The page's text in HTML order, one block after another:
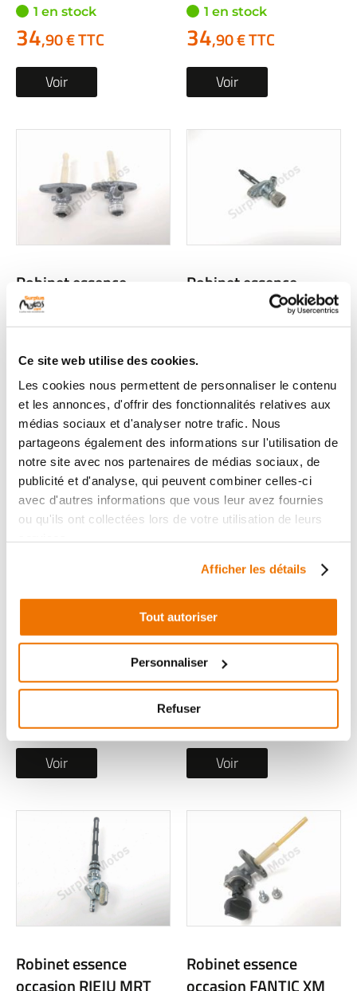
Ce site web utilise des cookies.
Les cookies nous permettent de personnaliser le contenu
et les annonces, d'offrir des fonctionnalités relatives aux
médias sociaux et d'analyser notre trafic. Nous
partageons également des informations sur l'utilisation de
notre site avec nos partenaires de médias sociaux, de
publicité et d'analyse, qui peuvent combiner celles-ci
avec d'autres informations que vous leur avez fournies
ou qu'ils ont collectées lors de votre utilisation de leurs
Afficher les détails
Tout autoriser
Personnaliser
Refuser
1 en stock
34,90 € TTC
Voir
1 en stock
34,90 € TTC
Voir
Robinet essence
occasion KTM SUPER
DUKE GT 2024
1 en stock
34,90 € TTC
Voir
Robinet essence
occasion DUCATI 1200
MULTISTRADA 2016
24,90 € TTC
Voir
occasion JORDON
1 en stock
11,90 € TTC
Voir
Robinet essence
occasion PEUGEOT
XP7 2014
1 en stock
14,90 € TTC
Voir
Robinet essence
occasion RIEJU MRT
Robinet essence
occasion FANTIC XM